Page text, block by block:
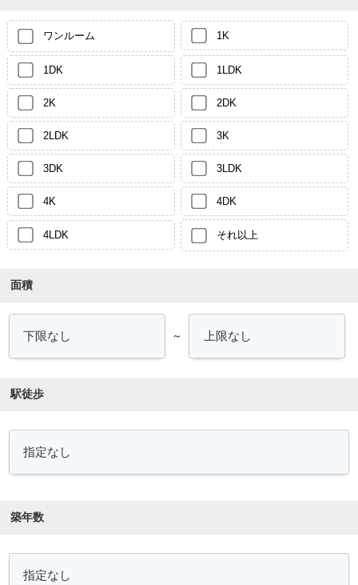
ワンルーム 1K
1DK 1LDK
2K 2DK
2LDK 3K
3DK 3LDK
4K 4DK
4LDK それ以上
面積
～
駅徒歩
築年数